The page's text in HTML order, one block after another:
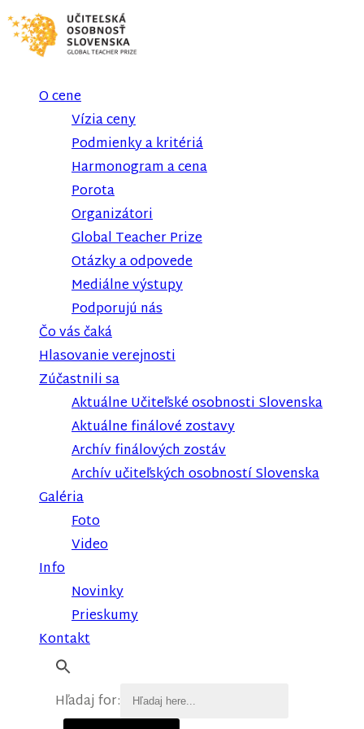
O cene
Vízia ceny
Podmienky a kritériá
Harmonogram a cena
Porota
Organizátori
Global Teacher Prize
Otázky a odpovede
Mediálne výstupy
Podporujú nás
Čo vás čaká
Hlasovanie verejnosti
Zúčastnili sa
Aktuálne Učiteľské osobnosti Slovenska
Aktuálne finálové zostavy
Archív finálových zostáv
Archív učiteľských osobností Slovenska
Galéria
Foto
Video
Info
Novinky
Prieskumy
Kontakt
Hľadaj for: